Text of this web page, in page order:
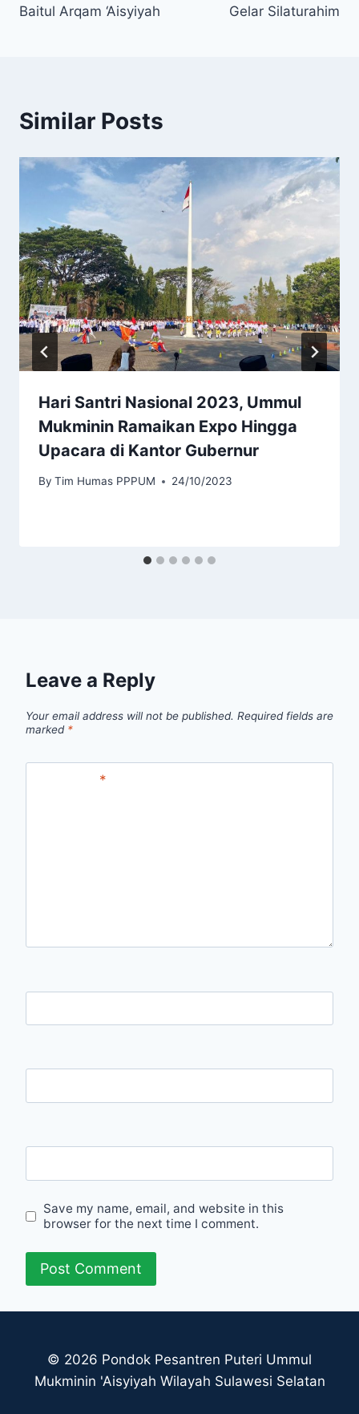
Baitul Arqam ‘Aisyiyah
Gelar Silaturahim
Similar Posts
Hari Santri Nasional 2023, Ummul
Mukminin Ramaikan Expo Hingga
Upacara di Kantor Gubernur
By Tim Humas PPPUM 24/10/2023
Leave a Reply
Your email address will not be published. Required fields are
marked *
*
Save my name, email, and website in this
browser for the next time I comment.
© 2026 Pondok Pesantren Puteri Ummul
Mukminin 'Aisyiyah Wilayah Sulawesi Selatan